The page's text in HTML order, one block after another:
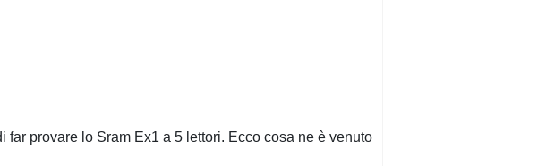
provare lo Sram Ex1 a 5 lettori. Ecco cosa ne è venuto